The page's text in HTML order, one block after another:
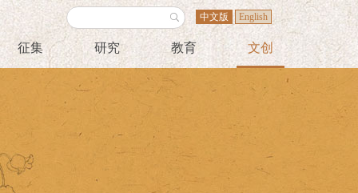
征集 研究 教育 文创
中文版 English